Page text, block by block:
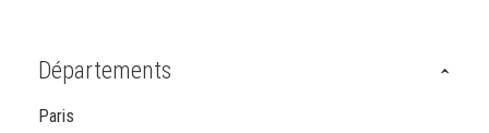
Départements
Paris